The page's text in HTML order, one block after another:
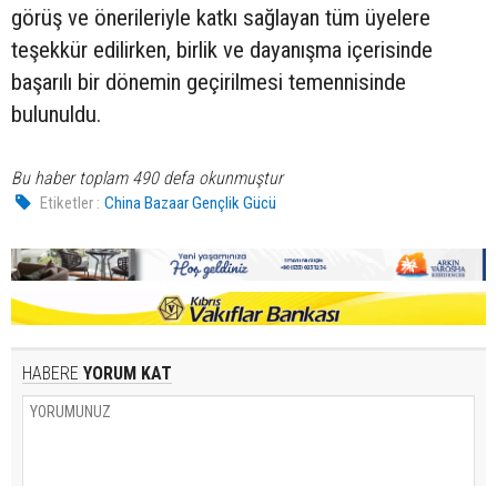
görüş ve önerileriyle katkı sağlayan tüm üyelere
teşekkür edilirken, birlik ve dayanışma içerisinde
başarılı bir dönemin geçirilmesi temennisinde
bulunuldu.
Bu haber toplam 490 defa okunmuştur
Etiketler : China Bazaar Gençlik Gücü
HABERE YORUM KAT